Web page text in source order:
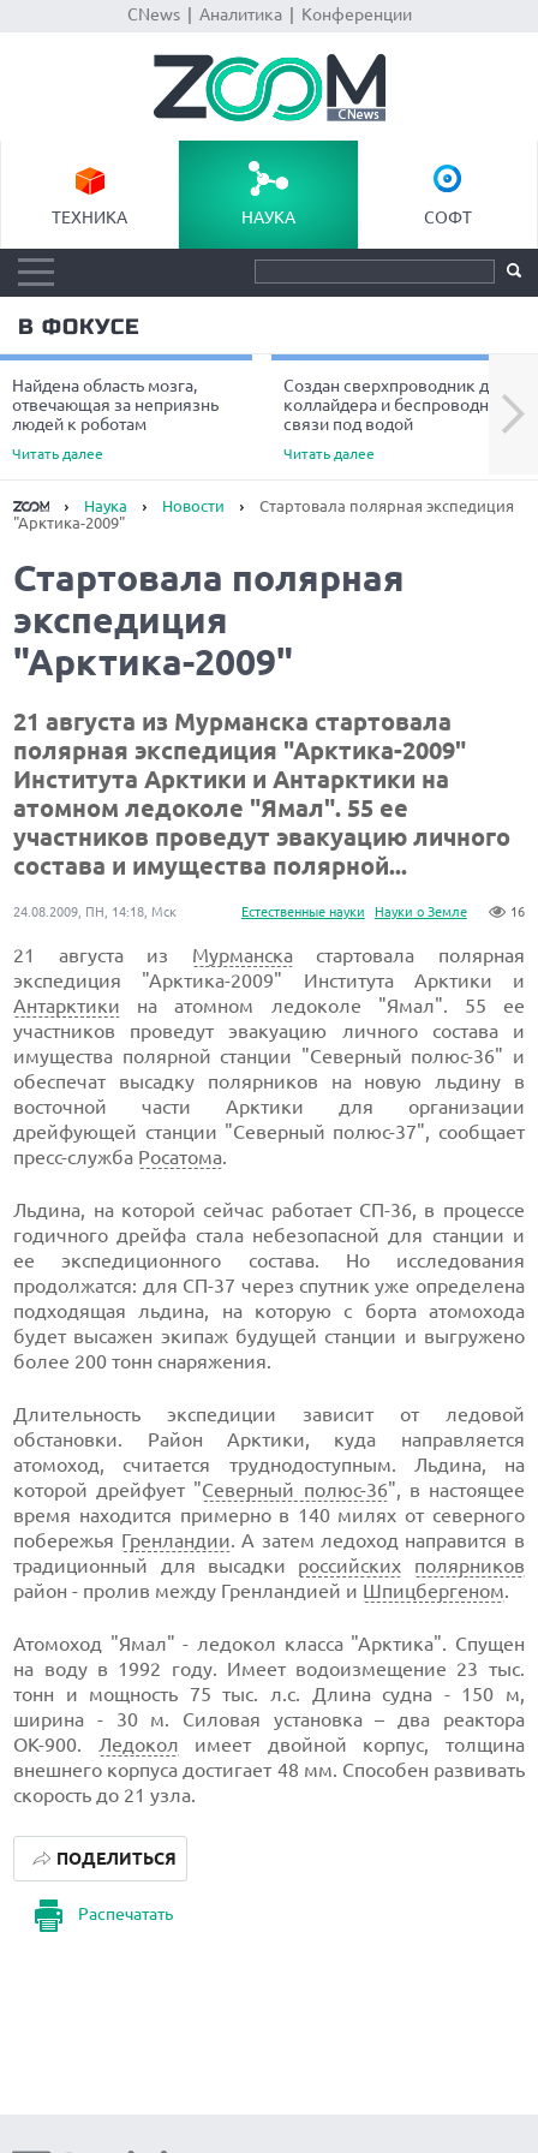
CNews| Аналитика| Конференции
ТЕХНИКА НАУКА СОФТ
В ФОКУСЕ
Найдена область мозга,
отвечающая за неприязнь
людей к роботам
Читать далее
Создан сверхпроводник для
коллайдера и беспроводной
связи под водой
Читать далее
Next
Наука Новости
Cтартовала полярная экспедиция
"Арктика-2009"
Cтартовала полярная
экспедиция
"Арктика-2009"
21 августа из Мурманска стартовала
полярная экспедиция "Арктика-2009"
Института Арктики и Антарктики на
атомном ледоколе "Ямал". 55 ее
участников проведут эвакуацию личного
состава и имущества полярной...
Естественные науки Науки о Земле 16
24.08.2009, ПН, 14:18, Мск
21 августа из Мурманскастартовала полярная
экспедиция "Арктика-2009" Института Арктики и
Антарктики на атомном ледоколе "Ямал". 55 ее
участников проведут эвакуацию личного состава и
имущества полярной станции "Северный полюс-36" и
обеспечат высадку полярников на новую льдину в
восточной части Арктики для организации
дрейфующей станции "Северный полюс-37", сообщает
пресс-служба Росатома.
Льдина, на которой сейчас работает СП-36, в процессе
годичного дрейфа стала небезопасной для станции и
ее экспедиционного состава. Но исследования
продолжатся: для СП-37 через спутник уже определена
подходящая льдина, на которую с борта атомохода
будет высажен экипаж будущей станции и выгружено
более 200 тонн снаряжения.
Длительность экспедиции зависит от ледовой
обстановки. Район Арктики, куда направляется
атомоход, считается труднодоступным. Льдина, на
которой дрейфует "Северный полюс-36", в настоящее
время находится примерно в 140 милях от северного
побережья Гренландии. А затем ледоход направится в
традиционный для высадки российских
полярников
район - пролив между Гренландией и Шпицбергеном.
Атомоход "Ямал" - ледокол класса "Арктика". Спущен
на воду в 1992 году. Имеет водоизмещение 23 тыс.
тонн и мощность 75 тыс. л.с. Длина судна - 150 м,
ширина - 30 м. Силовая установка – два реактора
ОК-900. Ледокол имеет двойной корпус, толщина
внешнего корпуса достигает 48 мм. Способен развивать
скорость до 21 узла.
Распечатать
ПОДЕЛИТЬСЯ